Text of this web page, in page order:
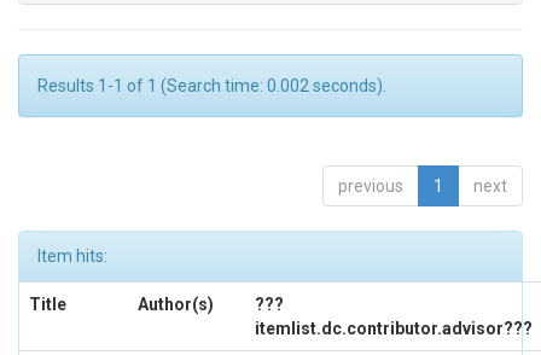
Results 1-1 of 1 (Search time: 0.002 seconds).
previous 1 next
Item hits:
Title Author(s)
???
itemlist.dc.contributor.advisor???